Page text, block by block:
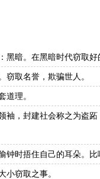
黑暗。在黑暗时代窃取
窃取名誉，欺骗世人。
道理。
袖，封建社会称之为盗
钟时捂住自己的耳朵。
小窃取之事。